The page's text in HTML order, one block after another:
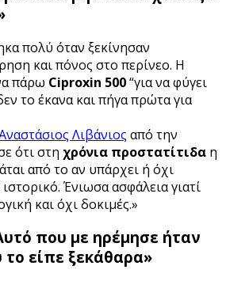
πολύ όταν ξεκίνησαν
και πόνος στο περίνεο. Η
πάρω Ciproxin 500“για να φύγει
το έκανα και πήγα πρώτα για
Λιβάνιος από την
ότι στη χρόνια προστατίτιδα η
από το αν υπάρχει ή όχι
Ένιωσα ασφάλεια γιατί
και όχι δοκιμές.»
που με ηρέμησε ήταν
το είπε ξεκάθαρα»